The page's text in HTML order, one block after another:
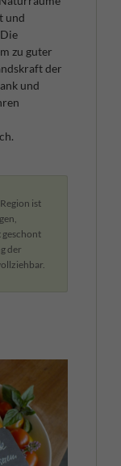
und
zu guter
der
und
ist
geschont
der